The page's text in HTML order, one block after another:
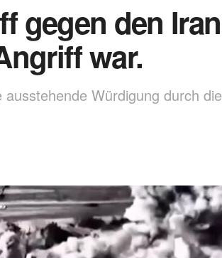
gegen den Iran
war.
Würdigung durch die